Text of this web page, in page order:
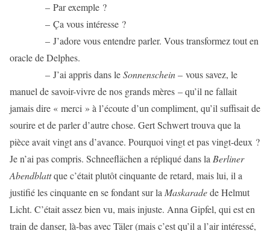
– Par exemple ?
– Ça vous intéresse ?
– J’adore vous entendre parler. Vous transformez tout en
oracle de Delphes.
– J’ai appris dans leSonnenschein– vous savez, le
manuel de savoir-vivre de nos grands mères – qu’il ne fallait
jamais dire « merci » à l’écoute d’un compliment, qu’il suffisait de
sourire et de parler d’autre chose. Gert Schwert trouva que la
pièce avait vingt ans d’avance. Pourquoi vingt et pas vingt-deux ?
Je n’ai pas compris. Schneeflächen a répliqué dans la Berliner
Abendblattque c’était plutôt cinquante de retard, mais lui, il a
justifié les cinquante en se fondant sur la Maskaradede Helmut
Licht. C’était assez bien vu, mais injuste. Anna Gipfel, qui est en
train de danser, là-bas avec Täler (mais c’est qu’il a l’air intéressé,